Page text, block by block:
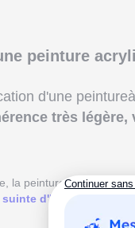
peinture
d'une
très légère,
la peinture n'a aucune
d'humidité :